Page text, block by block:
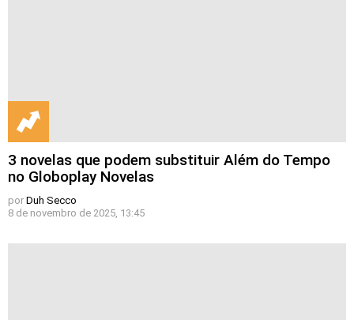
3 novelas que podem substituir Além do Tempo
no Globoplay Novelas
por Duh Secco
8 de novembro de 2025, 13:45